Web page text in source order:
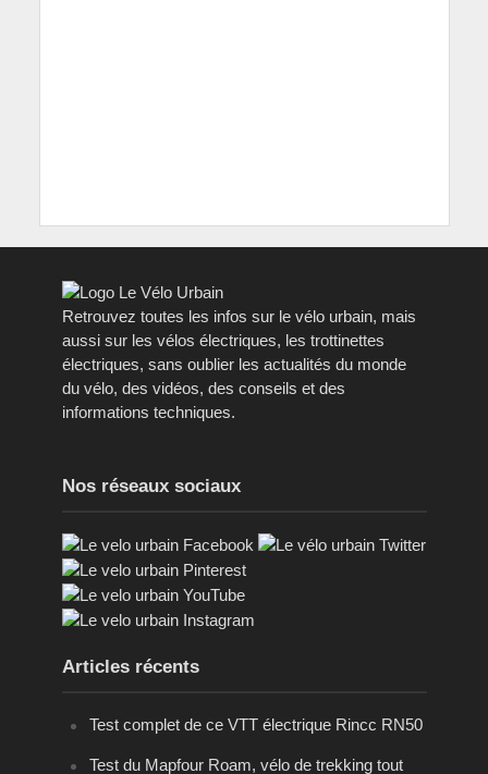
Retrouvez toutes les infos sur le vélo urbain, mais
aussi sur les vélos électriques, les trottinettes
électriques, sans oublier les actualités du monde
du vélo, des vidéos, des conseils et des
informations techniques.
Nos réseaux sociaux
Articles récents
Test complet de ce VTT électrique Rincc RN50
Test du Mapfour Roam, vélo de trekking tout